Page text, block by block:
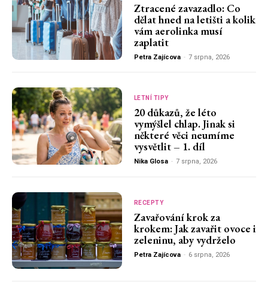
Ztracené zavazadlo: Co
dělat hned na letišti a kolik
vám aerolinka musí
zaplatit
Petra Zajícova - 7 srpna, 2026
LETNÍ TIPY
20 důkazů, že léto
vymýšlel chlap. Jinak si
některé věci neumíme
vysvětlit – 1. díl
Nika Glosa - 7 srpna, 2026
RECEPTY
Zavařování krok za
krokem: Jak zavařit ovoce i
zeleninu, aby vydrželo
Petra Zajícova - 6 srpna, 2026